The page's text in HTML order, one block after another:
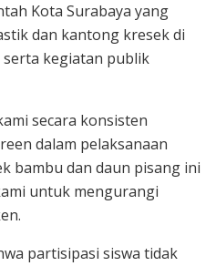
Kota Surabaya yang
dan kantong kresek di
kegiatan publik
secara konsisten
dalam pelaksanaan
bambu dan daun pisang ini
untuk mengurangi
partisipasi siswa tidak